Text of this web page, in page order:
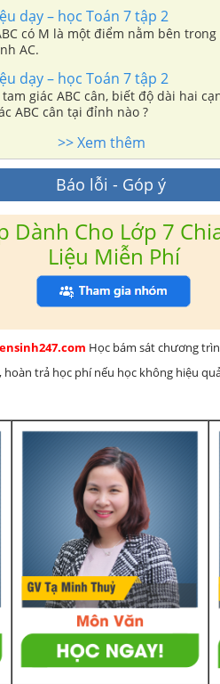
dạy – học Toán 7 tập 2
có M là một điểm nằm bên
AC.
dạy – học Toán 7 tập 2
giác ABC cân, biết độ dài hai
ABC cân tại đỉnh nào ?
>> Xem thêm
Báo lỗi - Góp ý
Dành Cho Lớp 7
Liệu Miễn Phí
Học bám sát chương
trả học phí nếu học không hiệu